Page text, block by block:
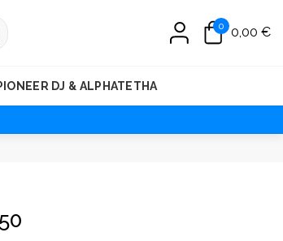
0 0,00 €
DJ & ALPHATETHA